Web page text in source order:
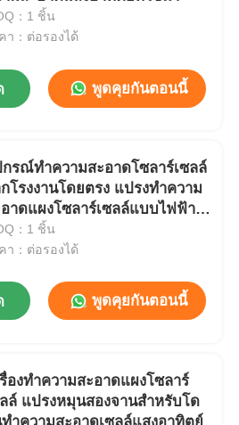
：1 ชิ้น
า：ต่อรองได้
พูดคุยกันตอนนี้
รณ์ทำความสะอาดโซลาร์เซลล์
โรงงานโดยตรง แปรงทำความ
าดแผงโซลาร์เซลล์แบบไฟฟ้า
พร้อมด้ามยืดหดได้
：1 ชิ้น
า：ต่อรองได้
พูดคุยกันตอนนี้
องทำความสะอาดแผงโซลาร์
ล์ แปรงหมุนสองจานสำหรับโด
ำความสะอาดเซลล์แสงอาทิตย์